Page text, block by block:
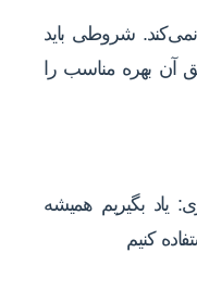
نمی‌کند. شروطی باید
آن بهره مناسب را
یاد بگیریم همیشه
کنیم